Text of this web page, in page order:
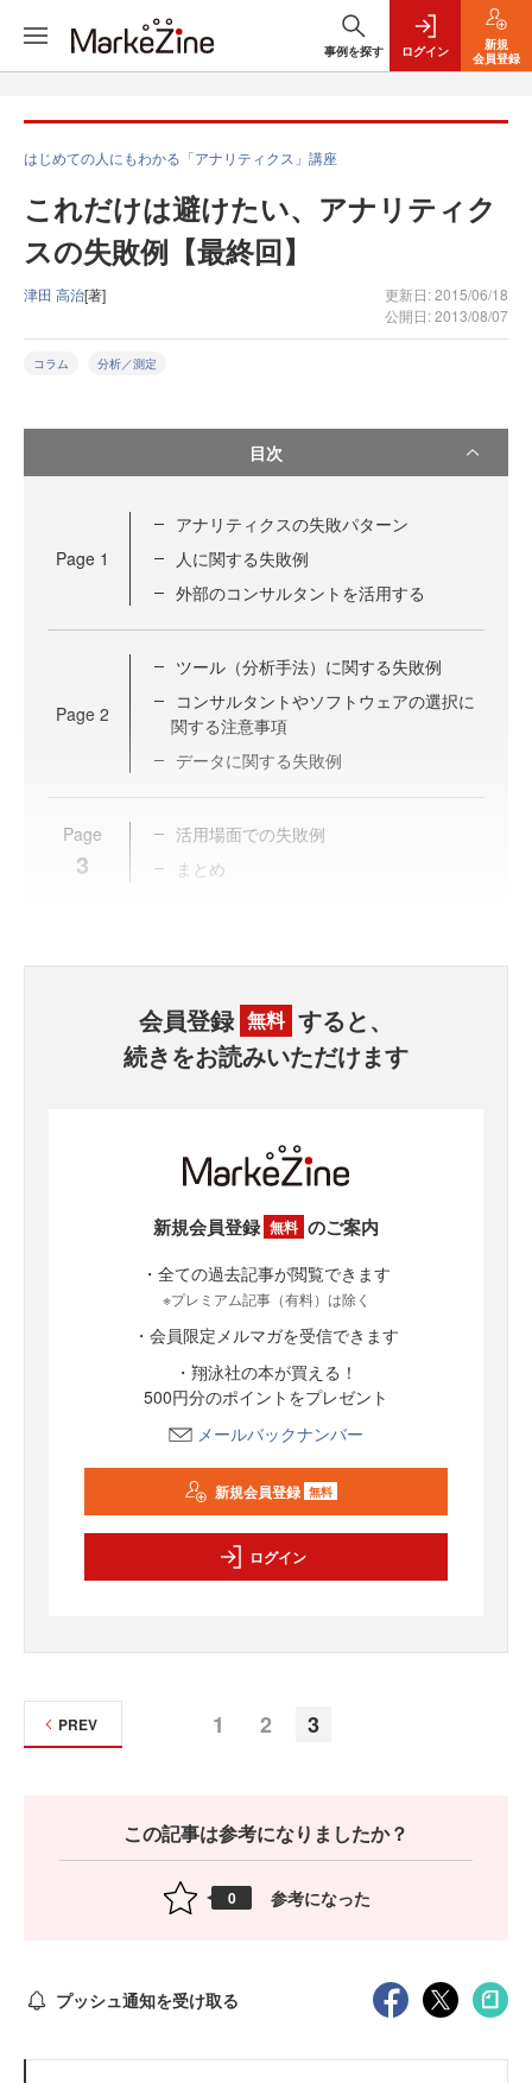
事例を探す ログイン
新規
会員登録
はじめての人にもわかる「アナリティクス」講座
これだけは避けたい、アナリティク
スの失敗例【最終回】
津田 高治[著]
更新日: 2015/06/18
公開日: 2013/08/07
コラム 分析／測定
目次
Page 1
アナリティクスの失敗パターン
人に関する失敗例
外部のコンサルタントを活用する
Page 2
ツール（分析手法）に関する失敗例
コンサルタントやソフトウェアの選択に
関する注意事項
データに関する失敗例
Page
3
活用場面での失敗例
まとめ
会員登録 無料 すると、
続きをお読みいただけます
新規会員登録 無料 のご案内
・全ての過去記事が閲覧できます
※プレミアム記事（有料）は除く
・会員限定メルマガを受信できます
・翔泳社の本が買える！
500円分のポイントをプレゼント
メールバックナンバー
新規会員登録 無料
ログイン
1 2 3
PREV
この記事は参考になりましたか？
0 参考になった
プッシュ通知を受け取る